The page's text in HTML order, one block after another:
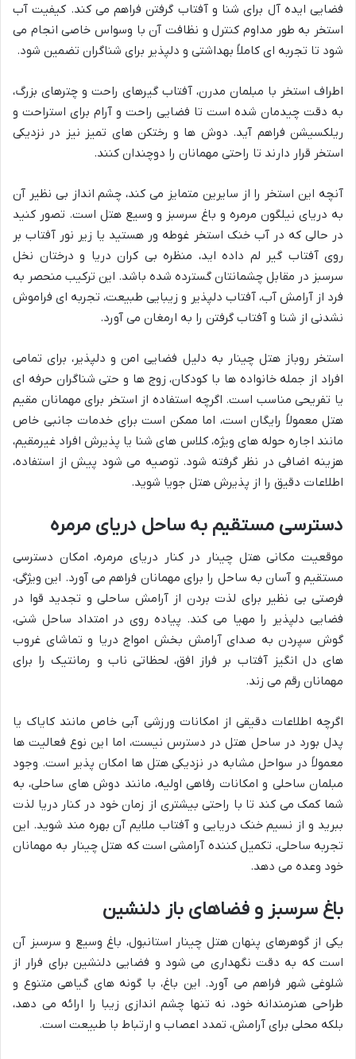
فضایی ایده آل برای شنا و آفتاب گرفتن فراهم می کند. کیفیت آب
استخر به طور مداوم کنترل و نظافت آن با وسواس خاصی انجام می
شود تا تجربه ای کاملاً بهداشتی و دلپذیر برای شناگران تضمین شود.
اطراف استخر با مبلمان مدرن، آفتاب گیرهای راحت و چترهای بزرگ،
به دقت چیدمان شده است تا فضایی راحت و آرام برای استراحت و
ریلکسیشن فراهم آید. دوش ها و رختکن های تمیز نیز در نزدیکی
استخر قرار دارند تا راحتی مهمانان را دوچندان کنند.
آنچه این استخر را از سایرین متمایز می کند، چشم انداز بی نظیر آن
به دریای نیلگون مرمره و باغ سرسبز و وسیع هتل است. تصور کنید
در حالی که در آب خنک استخر غوطه ور هستید یا زیر نور آفتاب بر
روی آفتاب گیر لم داده اید، منظره بی کران دریا و درختان نخل
سرسبز در مقابل چشمانتان گسترده شده باشد. این ترکیب منحصر به
فرد از آرامش آب، آفتاب دلپذیر و زیبایی طبیعت، تجربه ای فراموش
نشدنی از شنا و آفتاب گرفتن را به ارمغان می آورد.
استخر روباز هتل چینار به دلیل فضایی امن و دلپذیر، برای تمامی
افراد از جمله خانواده ها با کودکان، زوج ها و حتی شناگران حرفه ای
یا تفریحی مناسب است. اگرچه استفاده از استخر برای مهمانان مقیم
هتل معمولاً رایگان است، اما ممکن است برای خدمات جانبی خاص
مانند اجاره حوله های ویژه، کلاس های شنا یا پذیرش افراد غیرمقیم،
هزینه اضافی در نظر گرفته شود. توصیه می شود پیش از استفاده،
اطلاعات دقیق را از پذیرش هتل جویا شوید.
دسترسی مستقیم به ساحل دریای مرمره
موقعیت مکانی هتل چینار در کنار دریای مرمره، امکان دسترسی
مستقیم و آسان به ساحل را برای مهمانان فراهم می آورد. این ویژگی،
فرصتی بی نظیر برای لذت بردن از آرامش ساحلی و تجدید قوا در
فضایی دلپذیر را مهیا می کند. پیاده روی در امتداد ساحل شنی،
گوش سپردن به صدای آرامش بخش امواج دریا و تماشای غروب
های دل انگیز آفتاب بر فراز افق، لحظاتی ناب و رمانتیک را برای
مهمانان رقم می زند.
اگرچه اطلاعات دقیقی از امکانات ورزشی آبی خاص مانند کایاک یا
پدل بورد در ساحل هتل در دسترس نیست، اما این نوع فعالیت ها
معمولاً در سواحل مشابه در نزدیکی هتل ها امکان پذیر است. وجود
مبلمان ساحلی و امکانات رفاهی اولیه، مانند دوش های ساحلی، به
شما کمک می کند تا با راحتی بیشتری از زمان خود در کنار دریا لذت
ببرید و از نسیم خنک دریایی و آفتاب ملایم آن بهره مند شوید. این
تجربه ساحلی، تکمیل کننده آرامشی است که هتل چینار به مهمانان
خود وعده می دهد.
باغ سرسبز و فضاهای باز دلنشین
یکی از گوهرهای پنهان هتل چینار استانبول، باغ وسیع و سرسبز آن
است که به دقت نگهداری می شود و فضایی دلنشین برای فرار از
شلوغی شهر فراهم می آورد. این باغ، با گونه های گیاهی متنوع و
طراحی هنرمندانه خود، نه تنها چشم اندازی زیبا را ارائه می دهد،
بلکه محلی برای آرامش، تمدد اعصاب و ارتباط با طبیعت است.